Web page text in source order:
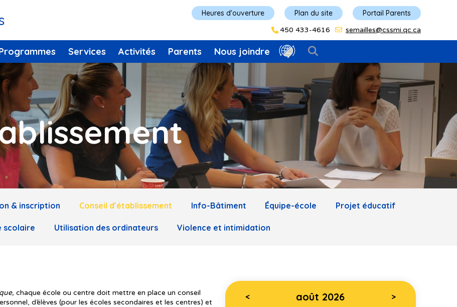
Plan du site Portail Parents
Heures d'ouverture
450 433-4616 semailles@cssmi.qc.ca
Services Activités Parents Nous joindre
& inscription Conseil d’établissement Info-Bâtiment Équipe-école Projet éducatif
scolaire Utilisation des ordinateurs Violence et intimidation
chaque école ou centre doit mettre en place un conseil
d’élèves (pour les écoles secondaires et les centres) et
< août 2026 >